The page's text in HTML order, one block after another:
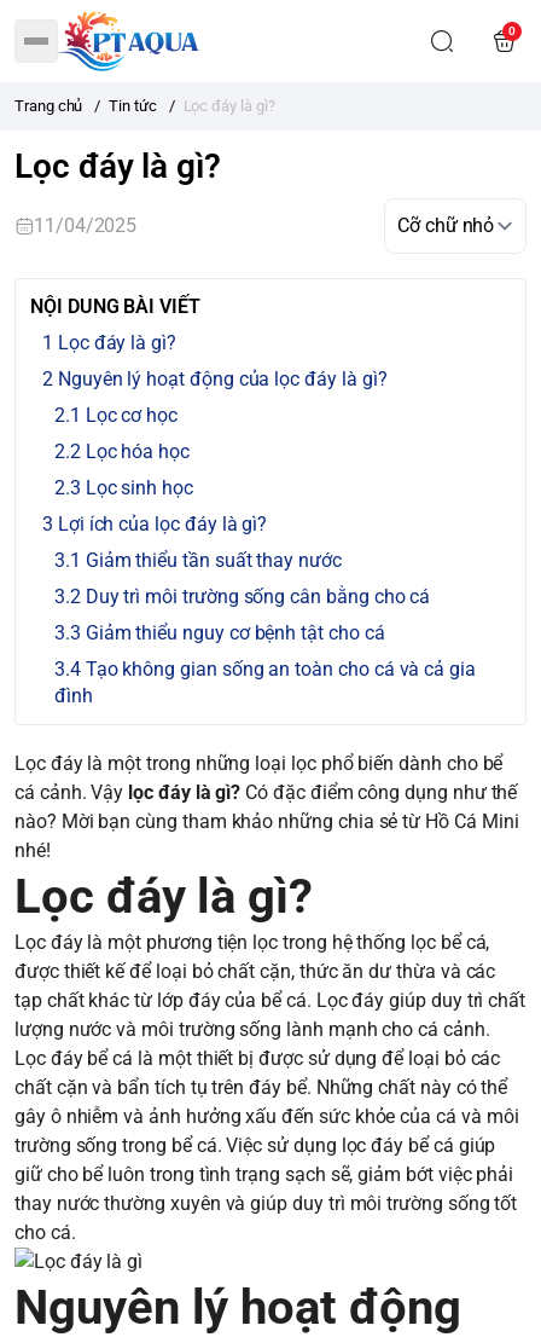
0
Trang chủ / Tin tức / Lọc đáy là gì?
Lọc đáy là gì?
11/04/2025
NỘI DUNG BÀI VIẾT
Lọc đáy là gì?
Nguyên lý hoạt động của lọc đáy là gì?
Lọc cơ học
Lọc hóa học
Lọc sinh học
Lợi ích của lọc đáy là gì?
Giảm thiểu tần suất thay nước
Duy trì môi trường sống cân bằng cho cá
Giảm thiểu nguy cơ bệnh tật cho cá
Tạo không gian sống an toàn cho cá và cả gia
đình
Lọc đáy là một trong những loại lọc phổ biến dành cho bể
cá cảnh. Vậy lọc đáy là gì? Có đặc điểm công dụng như thế
nào? Mời bạn cùng tham khảo những chia sẻ từ Hồ Cá Mini
nhé!
Lọc đáy là gì?
Lọc đáy là một phương tiện lọc trong hệ thống lọc bể cá,
được thiết kế để loại bỏ chất cặn, thức ăn dư thừa và các
tạp chất khác từ lớp đáy của bể cá. Lọc đáy giúp duy trì chất
lượng nước và môi trường sống lành mạnh cho cá cảnh.
Lọc đáy bể cá là một thiết bị được sử dụng để loại bỏ các
chất cặn và bẩn tích tụ trên đáy bể. Những chất này có thể
gây ô nhiễm và ảnh hưởng xấu đến sức khỏe của cá và môi
trường sống trong bể cá. Việc sử dụng lọc đáy bể cá giúp
giữ cho bể luôn trong tình trạng sạch sẽ, giảm bớt việc phải
thay nước thường xuyên và giúp duy trì môi trường sống tốt
cho cá.
Nguyên lý hoạt động